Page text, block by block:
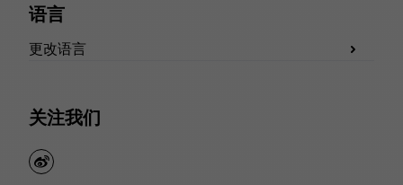
语言
更改语言
关注我们
weibo